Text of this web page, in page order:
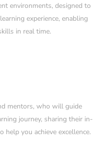
environments, designed to
experience, enabling
in real time.
mentors, who will guide
journey, sharing their in-
help you achieve excellence.